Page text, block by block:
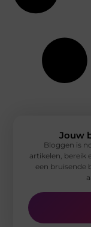
Jouw
Bloggen is
artikelen, bereik
een bruisende